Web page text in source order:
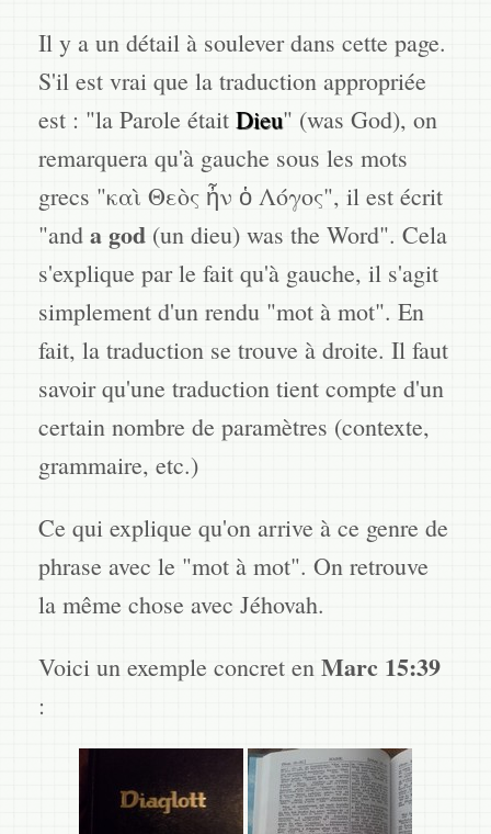
Il y a un détail à soulever dans cette page.
S'il est vrai que la traduction appropriée
est : "la Parole étaitDieu" (was God), on
remarquera qu'à gauche sous les mots
grecs "καὶ Θεὸς ἦν ὁ Λόγος", il est écrit
"anda god (un dieu) was the Word". Cela
s'explique par le fait qu'à gauche, il s'agit
simplement d'un rendu "mot à mot". En
fait, la traduction se trouve à droite. Il faut
savoir qu'une traduction tient compte d'un
certain nombre de paramètres (contexte,
grammaire, etc.)
Ce qui explique qu'on arrive à ce genre de
phrase avec le "mot à mot". On retrouve
la même chose avec Jéhovah.
Voici un exemple concret enMarc 15:39
: